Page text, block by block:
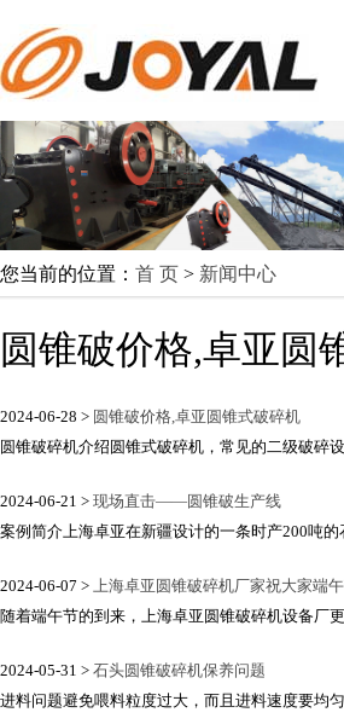
您当前的位置： 首 页 > 新闻中心
圆锥破价格,卓亚圆
2024-06-28 > 圆锥破价格,卓亚圆锥式破碎机
圆锥破碎机介绍圆锥式破碎机，常见的二级破碎
2024-06-21 > 现场直击——圆锥破生产线
案例简介上海卓亚在新疆设计的一条时产200吨
2024-06-07 > 上海卓亚圆锥破碎机厂家祝大家端
随着端午节的到来，上海卓亚圆锥破碎机设备厂
2024-05-31 > 石头圆锥破碎机保养问题
进料问题避免喂料粒度过大，而且进料速度要均